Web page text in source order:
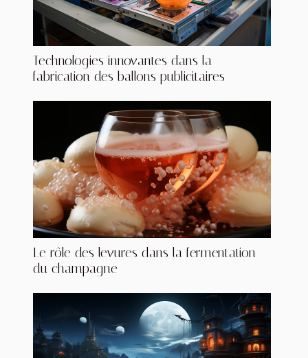
Technologies innovantes dans la
fabrication des ballons publicitaires
Le rôle des levures dans la fermentation
du champagne